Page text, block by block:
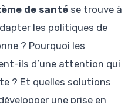
de santé se trouve à
les politiques de
? Pourquoi les
ils d’une attention qui
? Et quelles solutions
une prise en